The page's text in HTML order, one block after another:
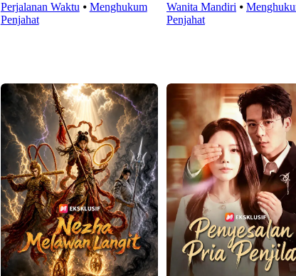
Perjalanan Waktu ⦁ Menghukum
Penjahat
Wanita Mandiri ⦁
Penjahat